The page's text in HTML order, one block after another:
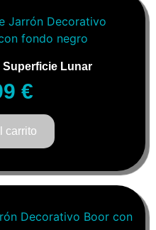
Lunar
€
carrito